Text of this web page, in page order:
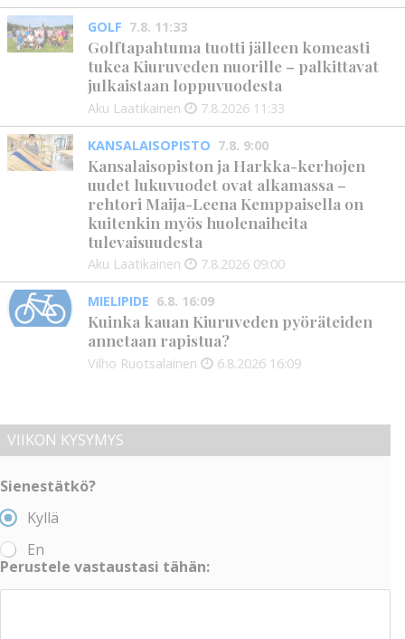
GOLF 7.8. 11:33
Golftapahtuma tuotti jälleen komeasti
tukea Kiuruveden nuorille – palkittavat
julkaistaan loppuvuodesta
Aku Laatikainen 7.8.2026 11:33
KANSALAISOPISTO 7.8. 9:00
Kansalaisopiston ja Harkka-kerhojen
uudet lukuvuodet ovat alkamassa –
rehtori Maija-Leena Kemppaisella on
kuitenkin myös huolenaiheita
tulevaisuudesta
Aku Laatikainen 7.8.2026 09:00
MIELIPIDE 6.8. 16:09
Kuinka kauan Kiuruveden pyöräteiden
annetaan rapistua?
Vilho Ruotsalainen 6.8.2026 16:09
VIIKON KYSYMYS
Sienestätkö?
Kyllä
En
Perustele vastaustasi tähän: